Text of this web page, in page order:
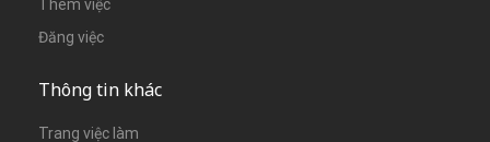
Thêm việc
Đăng việc
Thông tin khác
Trang việc làm